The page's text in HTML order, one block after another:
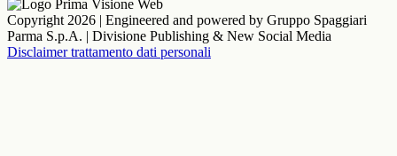
Copyright 2026 | Engineered and powered by Gruppo Spaggiari
Parma S.p.A. | Divisione Publishing & New Social Media
Disclaimer trattamento dati personali